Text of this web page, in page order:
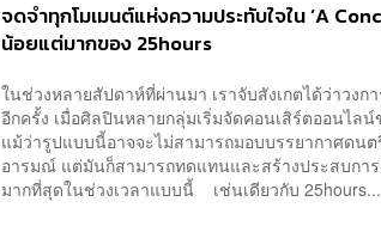
จดจำทุกโมเมนต์แห่งความประทับใจใน ‘A
น้อยแต่มากของ 25hours
ในช่วงหลายสัปดาห์ที่ผ่านมา เราจับสังเกตได้ว่าวงก
อีกครั้ง เมื่อศิลปินหลายกลุ่มเริ่มจัดคอนเสิร์ตออนไลน์
แม้ว่ารูปแบบนี้อาจจะไม่สามารถมอบบรรยากาศดนต
อารมณ์ แต่มันก็สามารถทดแทนและสร้างประสบกา
มากที่สุดในช่วงเวลาแบบนี้ เช่นเดียวกับ 25hours...